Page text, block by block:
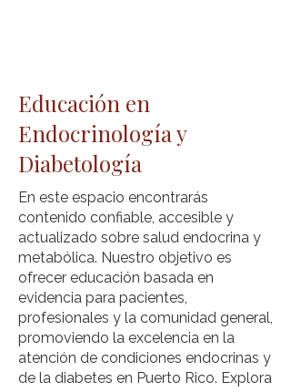
Educación en
Endocrinología y
Diabetología
En este espacio encontrarás
contenido confiable, accesible y
actualizado sobre salud endocrina y
metabólica. Nuestro objetivo es
ofrecer educación basada en
evidencia para pacientes,
profesionales y la comunidad general,
promoviendo la excelencia en la
atención de condiciones endocrinas y
de la diabetes en Puerto Rico. Explora